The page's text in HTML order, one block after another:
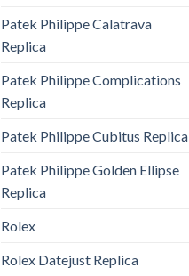
Patek Philippe Calatrava
Replica
Patek Philippe Complications
Replica
Patek Philippe Cubitus Replica
Patek Philippe Golden Ellipse
Replica
Rolex
Rolex Datejust Replica